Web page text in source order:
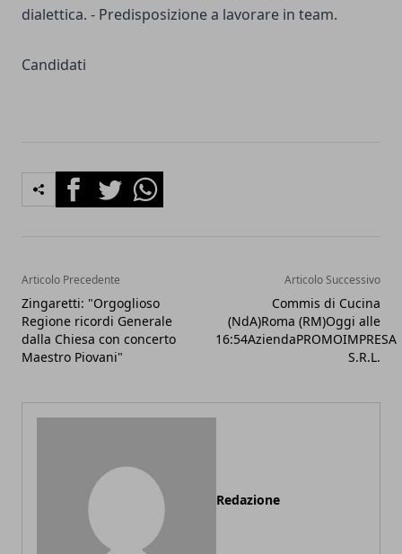
dialettica. - Predisposizione a lavorare in team.
Candidati
FacebookTwitterWhatsapp
Articolo Precedente
Zingaretti: "Orgoglioso
Regione ricordi Generale
dalla Chiesa con concerto
Maestro Piovani"
Articolo Successivo
Commis di Cucina
(NdA)Roma (RM)Oggi alle
16:54AziendaPROMOIMPRESA
S.R.L.
Redazione